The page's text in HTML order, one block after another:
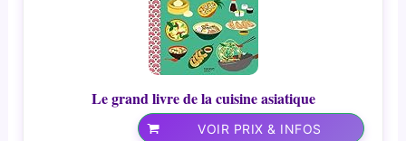
Le grand livre de la cuisine asiatique
VOIR PRIX & INFOS